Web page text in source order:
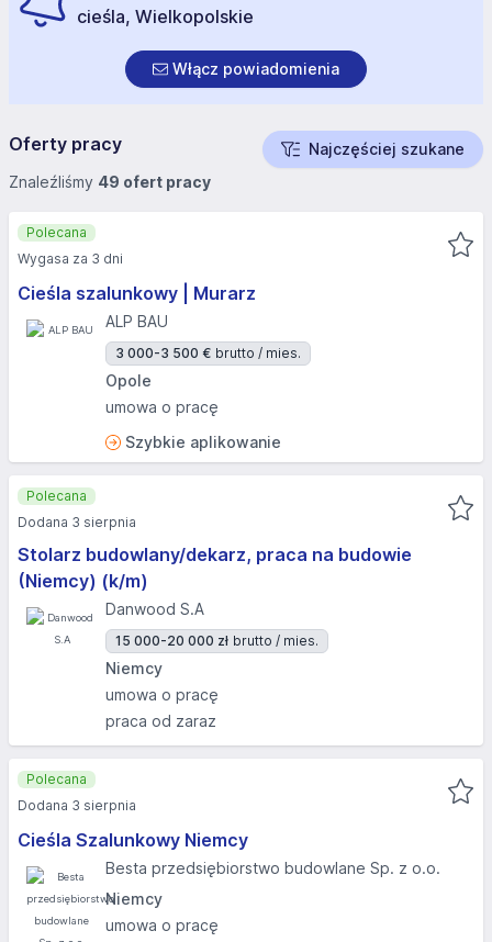
cieśla, Wielkopolskie
Włącz powiadomienia
Oferty pracy
Najczęściej szukane
Znaleźliśmy 49 ofert pracy
Cieśla szalunkowy | Murarz
ALP BAU
3 000-3 500 € brutto / mies.
Opole
umowa o pracę
Szybkie aplikowanie
Polecana
Wygasa za 3 dni
Stolarz budowlany/dekarz, praca na budowie
(Niemcy) (k/m)
Danwood S.A
15 000-20 000 zł brutto / mies.
Niemcy
umowa o pracę
praca od zaraz
Polecana
Dodana 3 sierpnia
Cieśla Szalunkowy Niemcy
Besta przedsiębiorstwo budowlane Sp. z o.o.
Niemcy
umowa o pracę
Polecana
Dodana 3 sierpnia